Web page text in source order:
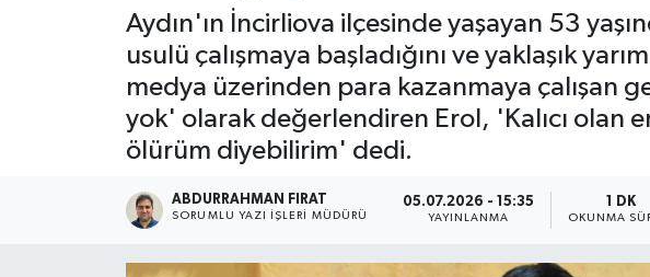
Aydın'ın İncirliova ilçesinde yaşayan 53
usulü çalışmaya başladığını ve yaklaşık
medya üzerinden para kazanmaya çalışan
yok' olarak değerlendiren Erol, 'Kalıcı olan
ölürüm diyebilirim' dedi.
ABDURRAHMAN FIRAT
SORUMLU YAZI İŞLERI MÜDÜRÜ
05.07.2026 - 15:35
YAYINLANMA
1 DK
OKUNMA
Haber Arşivi